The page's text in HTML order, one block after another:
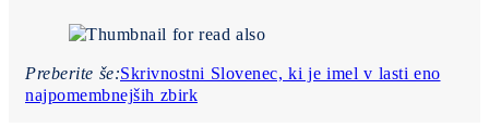
Preberite še:Skrivnostni Slovenec, ki je imel v lasti eno
najpomembnejših zbirk